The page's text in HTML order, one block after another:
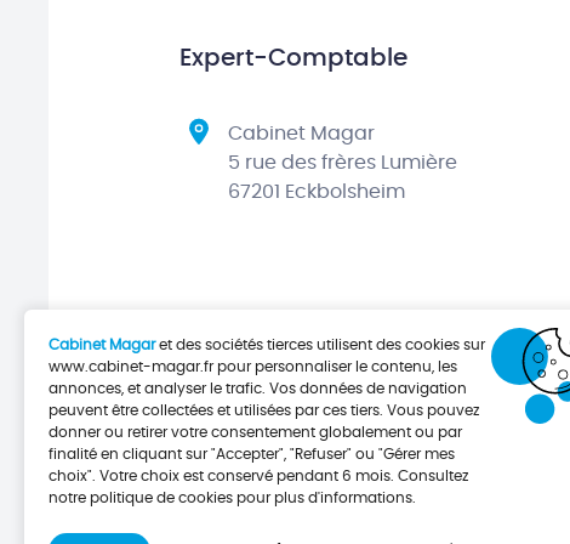
Expert-Comptable
Cabinet Magar
5 rue des frères Lumière
67201 Eckbolsheim
Cabinet Magaret des sociétés tierces utilisent des cookies sur
www.cabinet-magar.frpour personnaliser le contenu, les
annonces, et analyser le trafic. Vos données de navigation
peuvent être collectées et utilisées par ces tiers. Vous pouvez
donner ou retirer votre consentement globalement ou par
finalité en cliquant sur "Accepter", "Refuser" ou "Gérer mes
choix". Votre choix est conservé pendant 6 mois. Consultez
notre politique de cookies pour plus d'informations.